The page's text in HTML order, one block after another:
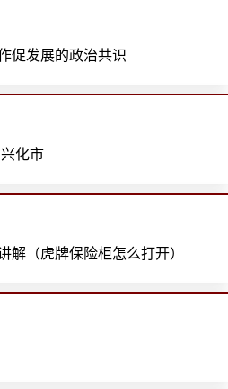
促发展的政治共识
化市
解（虎牌保险柜怎么打开）